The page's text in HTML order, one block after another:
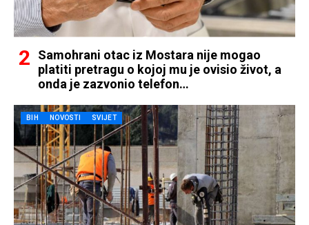
Samohrani otac iz Mostara nije mogao
platiti pretragu o kojoj mu je ovisio život, a
onda je zazvonio telefon…
BIH NOVOSTI SVIJET